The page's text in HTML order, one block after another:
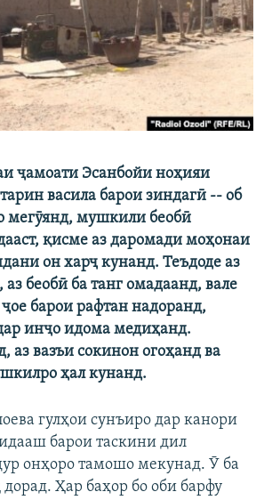
RFE/RL
ҷамоати Эсанбойи ноҳияи
васила барои зиндагӣ -- об
мегӯянд, мушкили беобӣ
қисме аз даромади моҳонаи
он харҷ кунанд. Теъдоде аз
беобӣ ба танг омадаанд, вале
барои рафтан надоранд,
инҷо идома медиҳанд.
аз вазъи сокинон огоҳанд ва
ҳал кунанд.
гулҳои сунъиро дар канори
барои таскини дил
онҳоро тамошо мекунад. Ӯ ба
Ҳар баҳор бо оби барфу